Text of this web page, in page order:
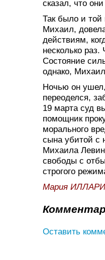
сказал, что
Так было и
Михаил,
действиям,
несколько раз.
Состояние
однако,
Ночью он
переоделся,
19 марта суд
помощник
морального
сына убитой с
Михаила
свободы с
строгого
Мария
Оставить